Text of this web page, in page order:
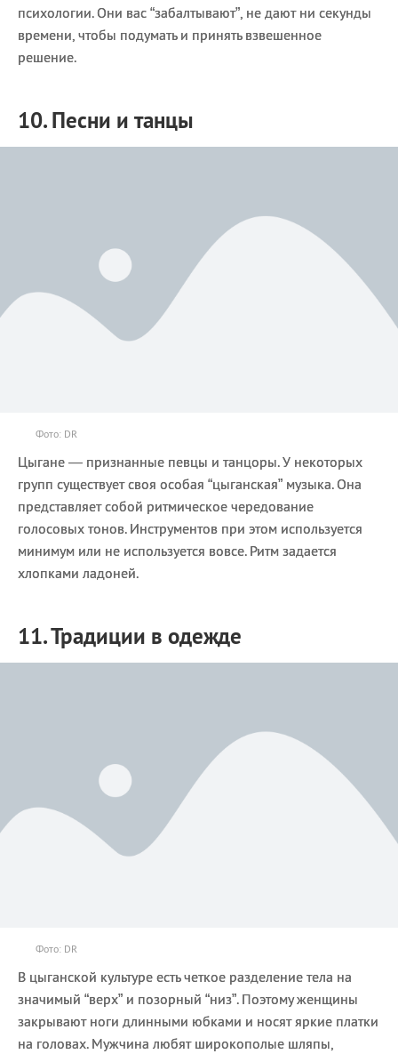
психологии. Они вас “забалтывают”, не дают ни секунды
времени, чтобы подумать и принять взвешенное
решение.
10. Песни и танцы
Фото: DR
Цыгане — признанные певцы и танцоры. У некоторых
групп существует своя особая “цыганская” музыка. Она
представляет собой ритмическое чередование
голосовых тонов. Инструментов при этом используется
минимум или не используется вовсе. Ритм задается
хлопками ладоней.
11. Традиции в одежде
Фото: DR
В цыганской культуре есть четкое разделение тела на
значимый “верх” и позорный “низ”. Поэтому женщины
закрывают ноги длинными юбками и носят яркие платки
на головах. Мужчина любят широкополые шляпы,